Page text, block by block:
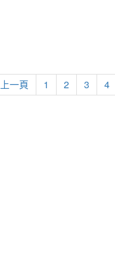
上一頁 1 2 3 4